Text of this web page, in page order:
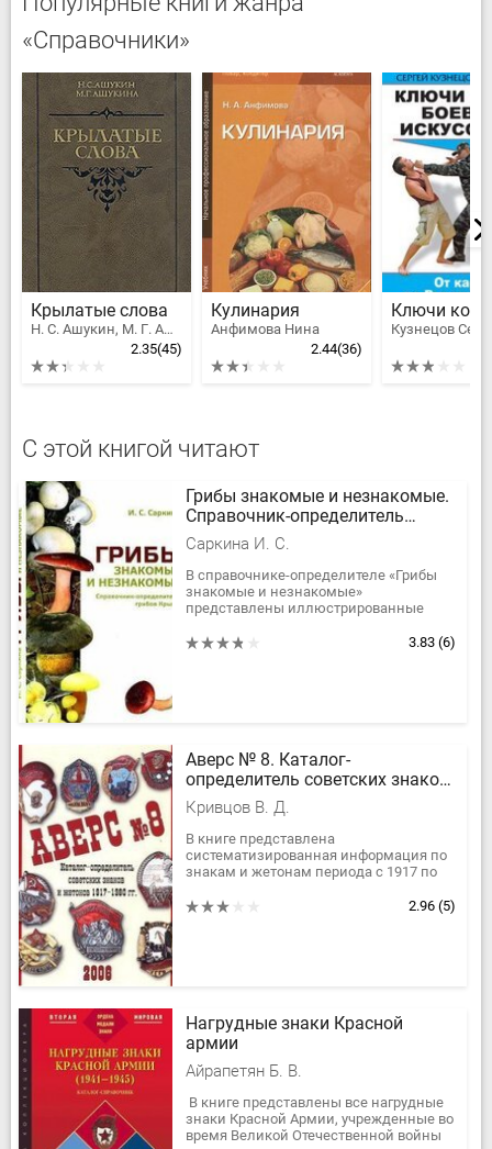
«Справочники»
Крылатые слова
Н. С. Ашукин, М. Г. Ашукина
2.35(45)
Кулинария
Анфимова Нина
2.44(36)
С этой книгой читают
Грибы знакомые и незнакомые.
Справочник-определитель
грибов Крыма
Саркина И. С.
В справочнике-определителе «Грибы
знакомые и незнакомые»
представлены иллюстрированные
сгруппированы на основе общности
3.83 (6)
Аверс № 8. Каталог-
определитель советских знаков
и жетонов 1917-1980 г.г.
Кривцов В. Д.
В книге представлена
систематизированная информация по
знакам и жетонам периода с 1917 по
с обоих сторон – аверс / реверс.
2.96 (5)
Нагрудные знаки Красной
армии
Айрапетян Б. В.
В книге представлены все нагрудные
знаки Красной Армии, учрежденные во
время Великой Отечественной войны